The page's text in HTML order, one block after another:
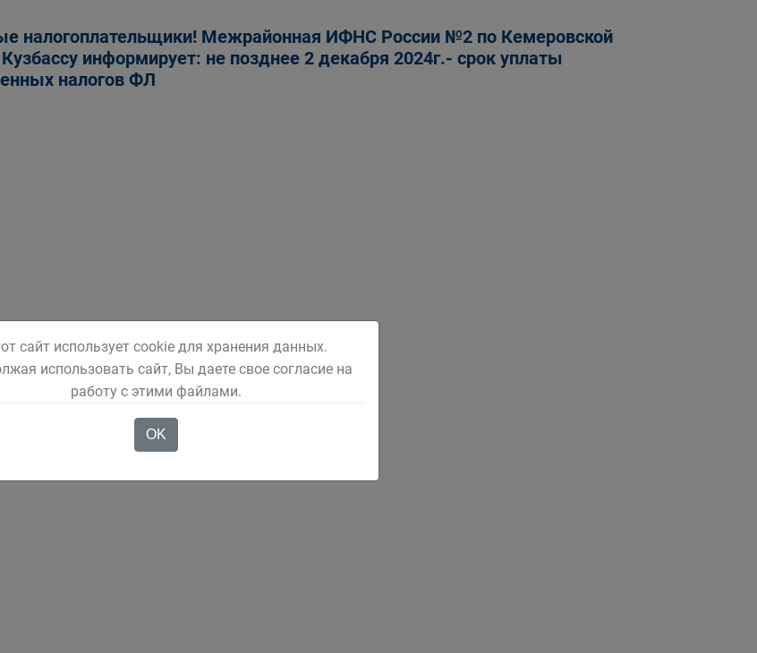
налогоплательщики! Межрайонная ИФНС России №2 по Кемеровской
информирует: не позднее 2 декабря 2024г.- срок уплаты
налогов ФЛ
сайт использует cookie для хранения данных.
использовать сайт, Вы даете свое согласие на
работу с этими файлами.
OK